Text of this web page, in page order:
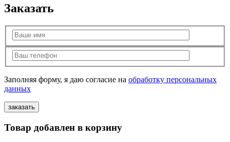
Заказать
Заполняя форму, я даю согласие на обработку персональных
данных
Товар добавлен в корзину